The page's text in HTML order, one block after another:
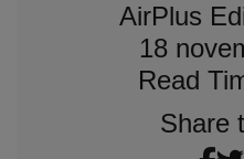
AirPlus
18
Read
Share